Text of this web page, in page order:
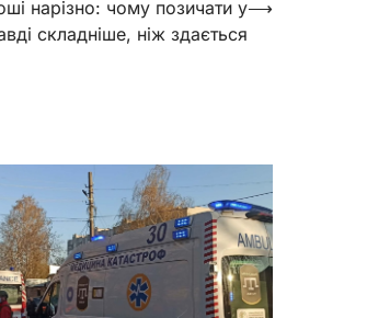
нарізно: чому позичати у
складніше, ніж здається
⟶